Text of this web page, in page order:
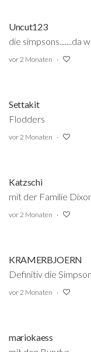
Uncut123
die simpsons.......da
vor 2 Monaten
Settakit
Flodders
vor 2 Monaten
Katzschi
mit der Familie
vor 2 Monaten
KRAMERBJOERN
Definitiv die
vor 2 Monaten
mariokaess